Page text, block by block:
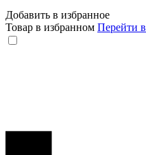
Добавить в избранное
Товар в избранном Перейти